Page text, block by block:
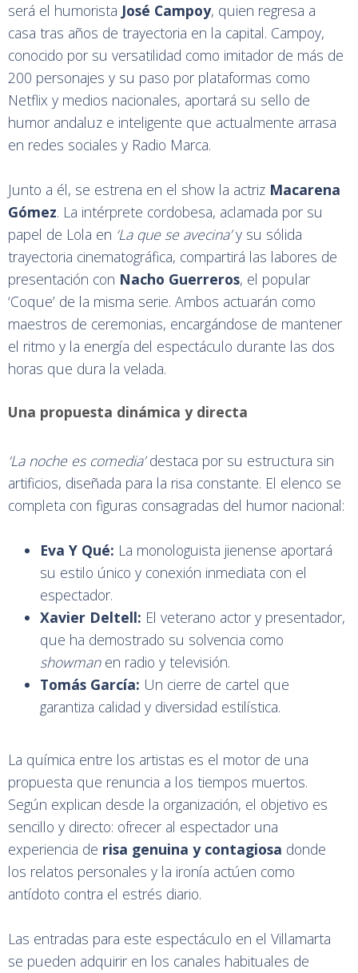
será el humorista José Campoy, quien regresa a
casa tras años de trayectoria en la capital. Campoy,
conocido por su versatilidad como imitador de más de
200 personajes y su paso por plataformas como
Netflix y medios nacionales, aportará su sello de
humor andaluz e inteligente que actualmente arrasa
en redes sociales y Radio Marca.
Junto a él, se estrena en el show la actriz Macarena
Gómez. La intérprete cordobesa, aclamada por su
papel de Lola en ‘La que se avecina’y su sólida
trayectoria cinematográfica, compartirá las labores de
presentación con Nacho Guerreros, el popular
‘Coque’ de la misma serie. Ambos actuarán como
maestros de ceremonias, encargándose de mantener
el ritmo y la energía del espectáculo durante las dos
horas que dura la velada.
Una propuesta dinámica y directa
‘La noche es comedia’destaca por su estructura sin
artificios, diseñada para la risa constante. El elenco se
completa con figuras consagradas del humor nacional:
Eva Y Qué: La monologuista jienense aportará
su estilo único y conexión inmediata con el
espectador.
Xavier Deltell: El veterano actor y presentador,
que ha demostrado su solvencia como
showmanen radio y televisión.
Tomás García: Un cierre de cartel que
garantiza calidad y diversidad estilística.
La química entre los artistas es el motor de una
propuesta que renuncia a los tiempos muertos.
Según explican desde la organización, el objetivo es
sencillo y directo: ofrecer al espectador una
experiencia de risa genuina y contagiosa donde
los relatos personales y la ironía actúen como
antídoto contra el estrés diario.
Las entradas para este espectáculo en el Villamarta
se pueden adquirir en los canales habituales de